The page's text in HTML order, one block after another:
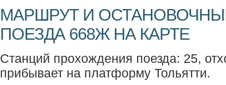
МАРШРУТ И
ПОЕЗДА 668Ж НА КАРТЕ
Станций прохождения поезда: 25,
прибывает на платформу Тольятти.